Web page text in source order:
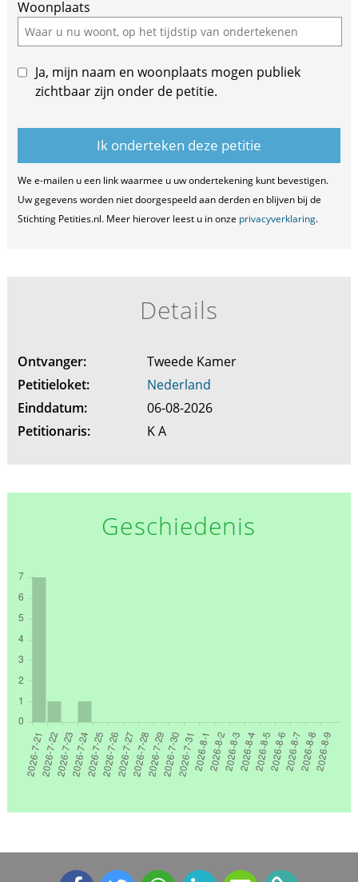
Woonplaats
Ja, mijn naam en woonplaats mogen publiek
zichtbaar zijn onder de petitie.
We e-mailen u een link waarmee u uw ondertekening kunt bevestigen.
Uw gegevens worden niet doorgespeeld aan derden en blijven bij de
Stichting Petities.nl. Meer hierover leest u in onze privacyverklaring.
Details
Ontvanger:
Tweede Kamer
Petitieloket:
Nederland
Einddatum:
06-08-2026
Petitionaris:
K A
Geschiedenis